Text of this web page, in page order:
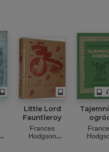
Little Lord
Fauntleroy
Frances
Hodgson